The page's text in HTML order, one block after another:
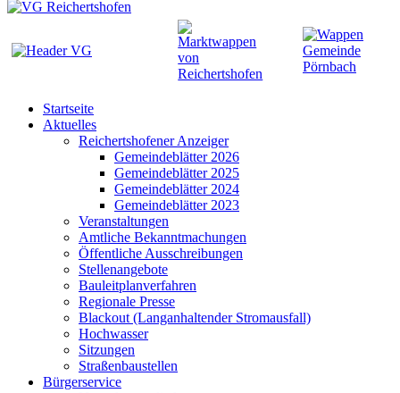
Startseite
Aktuelles
Reichertshofener Anzeiger
Gemeindeblätter 2026
Gemeindeblätter 2025
Gemeindeblätter 2024
Gemeindeblätter 2023
Veranstaltungen
Amtliche Bekanntmachungen
Öffentliche Ausschreibungen
Stellenangebote
Bauleitplanverfahren
Regionale Presse
Blackout (Langanhaltender Stromausfall)
Hochwasser
Sitzungen
Straßenbaustellen
Bürgerservice